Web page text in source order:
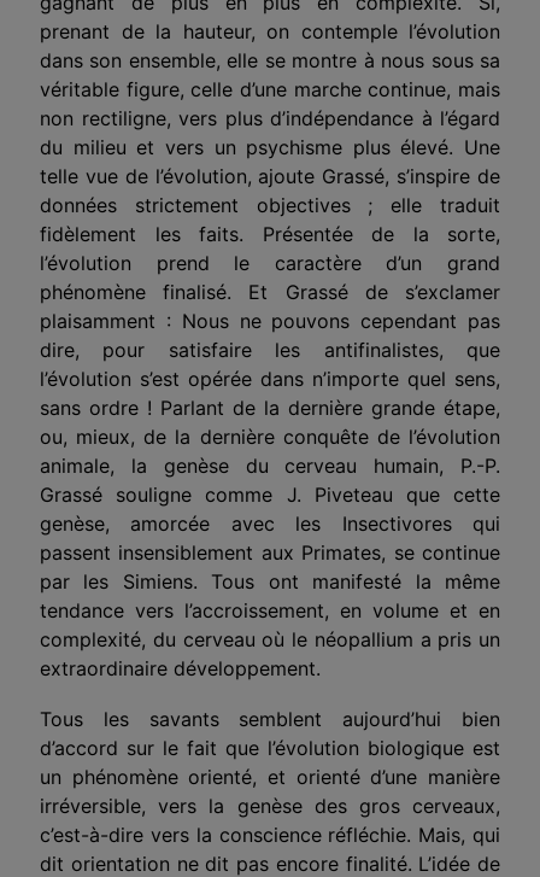
prenant de la hauteur, on contemple l’évolution
dans son ensemble, elle se montre à nous sous sa
véritable figure, celle d’une marche continue, mais
non rectiligne, vers plus d’indépendance à l’égard
du milieu et vers un psychisme plus élevé. Une
telle vue de l’évolution, ajoute Grassé, s’inspire de
données strictement objectives ; elle traduit
fidèlement les faits. Présentée de la sorte,
l’évolution prend le caractère d’un grand
phénomène finalisé. Et Grassé de s’exclamer
plaisamment : Nous ne pouvons cependant pas
dire, pour satisfaire les antifinalistes, que
l’évolution s’est opérée dans n’importe quel sens,
sans ordre ! Parlant de la dernière grande étape,
ou, mieux, de la dernière conquête de l’évolution
animale, la genèse du cerveau humain, P.-P.
Grassé souligne comme J. Piveteau que cette
genèse, amorcée avec les Insectivores qui
passent insensiblement aux Primates, se continue
par les Simiens. Tous ont manifesté la même
tendance vers l’accroissement, en volume et en
complexité, du cerveau où le néopallium a pris un
extraordinaire développement.
Tous les savants semblent aujourd’hui bien
d’accord sur le fait que l’évolution biologique est
un phénomène orienté, et orienté d’une manière
irréversible, vers la genèse des gros cerveaux,
c’est-à-dire vers la conscience réfléchie. Mais, qui
dit orientation ne dit pas encore finalité. L’idée de